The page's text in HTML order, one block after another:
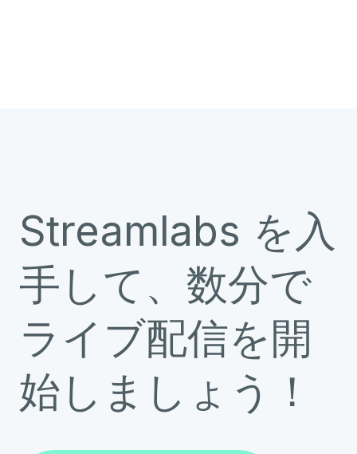
Streamlabs を入
手して、数分で
ライブ配信を開
始しましょう！